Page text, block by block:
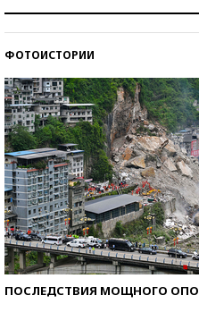
ФОТОИСТОРИИ
ПОСЛЕДСТВИЯ МОЩНОГО